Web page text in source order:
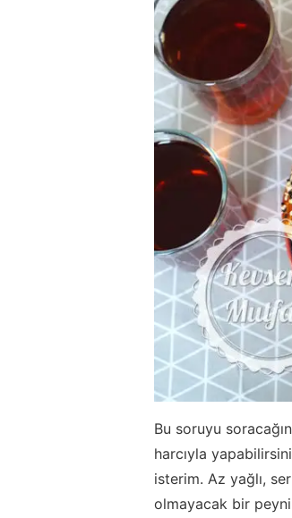
Bu soruyu
harcıyla
isterim. Az yağlı,
olmayacak bir